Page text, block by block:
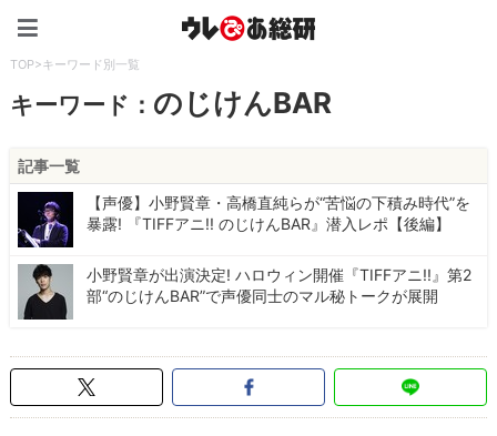
TOP>キーワード別一覧
キーワード： のじけんBAR
記事一覧
【声優】小野賢章・高橋直純らが“苦悩の下積み時代”を
暴露! 『TIFFアニ!! のじけんBAR』潜入レポ【後編】
小野賢章が出演決定! ハロウィン開催『TIFFアニ!!』第2
部“のじけんBAR”で声優同士のマル秘トークが展開